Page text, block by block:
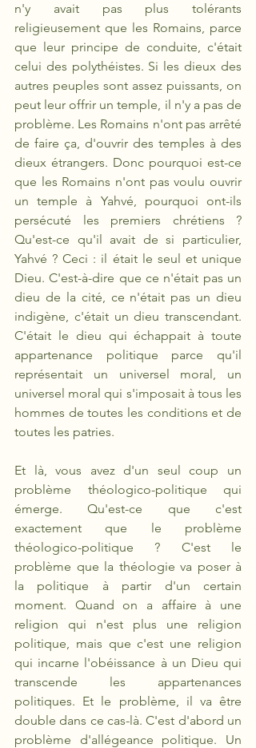
n'y avait pas plus tolérants
religieusement que les Romains, parce
que leur principe de conduite, c'était
celui des polythéistes. Si les dieux des
autres peuples sont assez puissants, on
peut leur offrir un temple, il n'y a pas de
problème. Les Romains n'ont pas arrêté
de faire ça, d'ouvrir des temples à des
dieux étrangers. Donc pourquoi est-ce
que les Romains n'ont pas voulu ouvrir
un temple à Yahvé, pourquoi ont-ils
persécuté les premiers chrétiens ?
Qu'est-ce qu'il avait de si particulier,
Yahvé ? Ceci : il était le seul et unique
Dieu. C'est-à-dire que ce n'était pas un
dieu de la cité, ce n'était pas un dieu
indigène, c'était un dieu transcendant.
C'était le dieu qui échappait à toute
appartenance politique parce qu'il
représentait un universel moral, un
universel moral qui s'imposait à tous les
hommes de toutes les conditions et de
toutes les patries.
Et là, vous avez d'un seul coup un
problème théologico-politique qui
émerge. Qu'est-ce que c'est
exactement que le problème
théologico-politique ? C'est le
problème que la théologie va poser à
la politique à partir d'un certain
moment. Quand on a affaire à une
religion qui n'est plus une religion
politique, mais que c'est une religion
qui incarne l'obéissance à un Dieu qui
transcende les appartenances
politiques. Et le problème, il va être
double dans ce cas-là. C'est d'abord un
problème d'allégeance politique. Un